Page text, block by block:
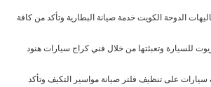
الدوحة الكويت خدمة صيانة البطارية وتأكد من كافة
للسيارة وتعبئتها من خلال فني كراج سيارات هنود
على تنظيف فلتر صيانة مواسير التكيف وتأكد